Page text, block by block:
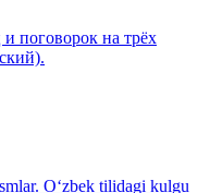
поговорок на трёх
O‘zbek tilidagi kulgu